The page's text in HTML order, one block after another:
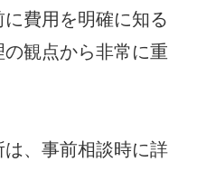
費用を明確に知る
観点から非常に重
、事前相談時に詳